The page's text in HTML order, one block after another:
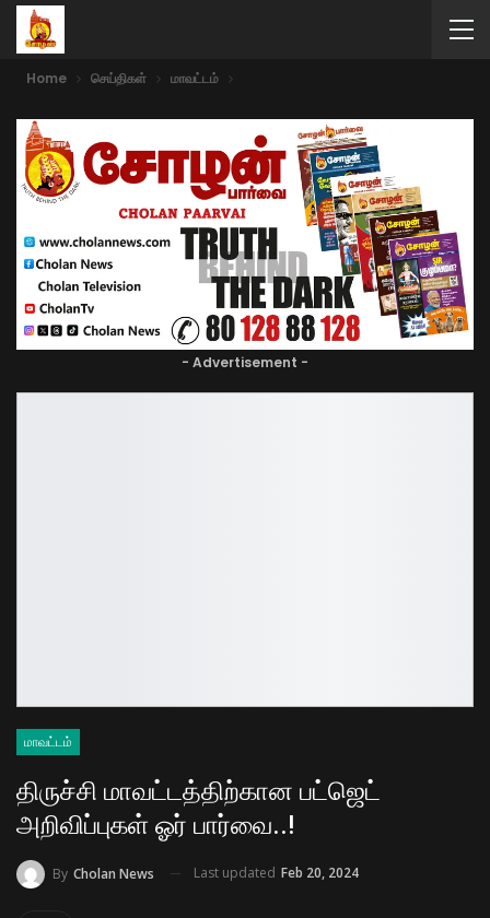
Home செய்திகள் மாவட்டம்
- Advertisement -
மாவட்டம்
திருச்சி மாவட்டத்திற்கான பட்ஜெட்
அறிவிப்புகள் ஓர் பார்வை..!
By Cholan News Last updated Feb 20, 2024